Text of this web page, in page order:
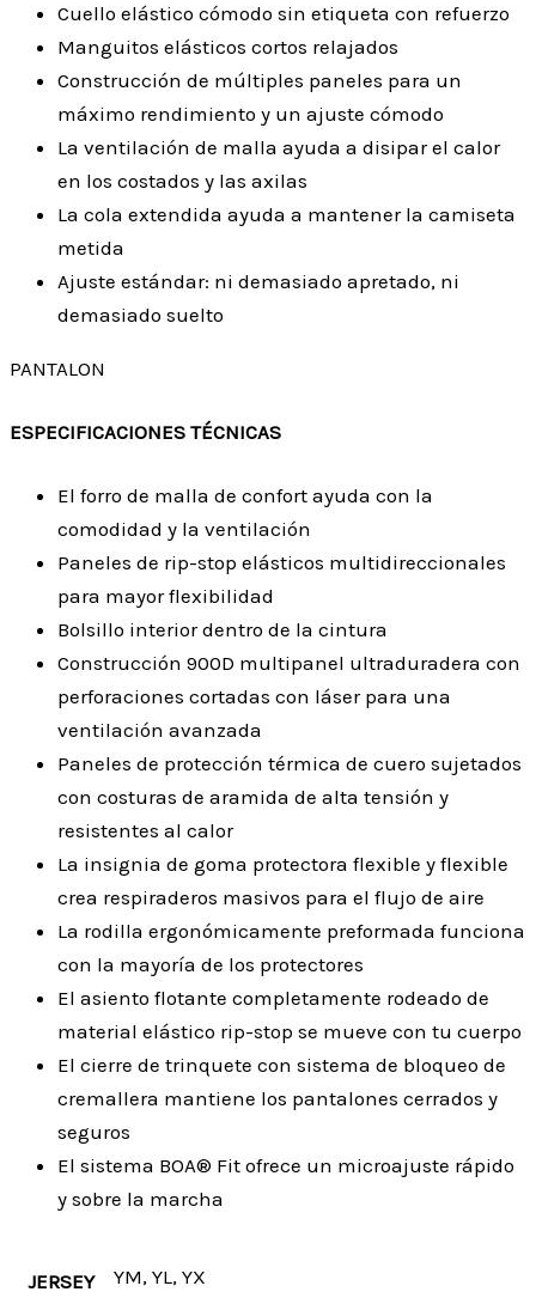
Cuello elástico cómodo sin etiqueta con refuerzo
Manguitos elásticos cortos relajados
Construcción de múltiples paneles para un
máximo rendimiento y un ajuste cómodo
La ventilación de malla ayuda a disipar el calor
en los costados y las axilas
La cola extendida ayuda a mantener la camiseta
metida
Ajuste estándar: ni demasiado apretado, ni
demasiado suelto
PANTALON
ESPECIFICACIONES TÉCNICAS
El forro de malla de confort ayuda con la
comodidad y la ventilación
Paneles de rip-stop elásticos multidireccionales
para mayor flexibilidad
Bolsillo interior dentro de la cintura
Construcción 900D multipanel ultraduradera con
perforaciones cortadas con láser para una
ventilación avanzada
Paneles de protección térmica de cuero sujetados
con costuras de aramida de alta tensión y
resistentes al calor
La insignia de goma protectora flexible y flexible
crea respiraderos masivos para el flujo de aire
La rodilla ergonómicamente preformada funciona
con la mayoría de los protectores
El asiento flotante completamente rodeado de
material elástico rip-stop se mueve con tu cuerpo
El cierre de trinquete con sistema de bloqueo de
cremallera mantiene los pantalones cerrados y
seguros
El sistema BOA® Fit ofrece un microajuste rápido
y sobre la marcha
JERSEY YM, YL, YX